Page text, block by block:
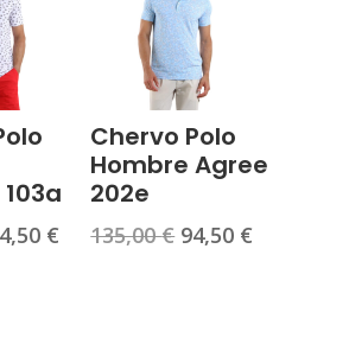
€
Chervo Polo
Hombre Agree
202e
135,00€ El
94,50 €